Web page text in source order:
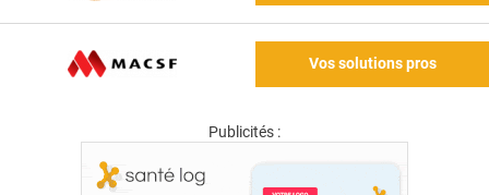
Vos solutions pros
Publicités :